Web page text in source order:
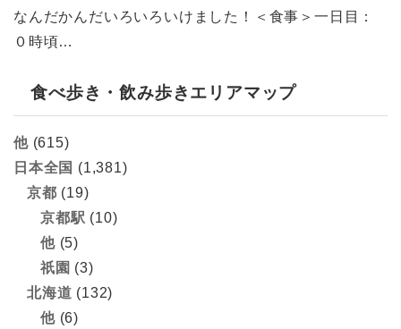
なんだかんだいろいろいけました！＜食事＞一日目：
０時頃…
食べ歩き・飲み歩きエリアマップ
他(615)
日本全国 (1,381)
京都 (19)
京都駅 (10)
他(5)
祇園 (3)
北海道 (132)
他(6)